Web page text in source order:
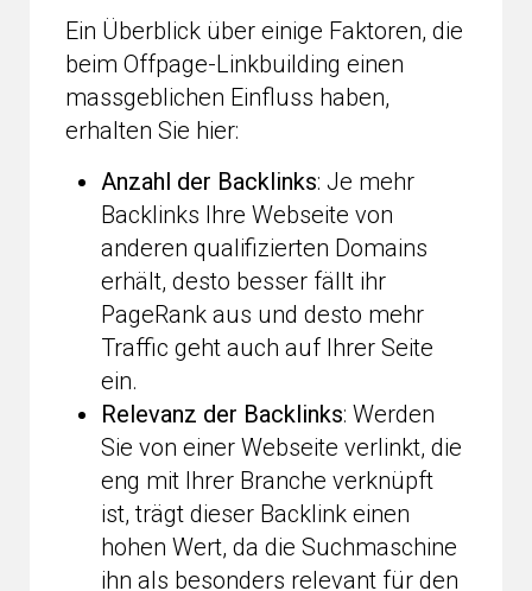
Ein Überblick über einige Faktoren, die
beim Offpage-Linkbuilding einen
massgeblichen Einfluss haben,
erhalten Sie hier:
Anzahl der Backlinks: Je mehr
Backlinks Ihre Webseite von
anderen qualifizierten Domains
erhält, desto besser fällt ihr
PageRank aus und desto mehr
Traffic geht auch auf Ihrer Seite
ein.
Relevanz der Backlinks: Werden
Sie von einer Webseite verlinkt, die
eng mit Ihrer Branche verknüpft
ist, trägt dieser Backlink einen
hohen Wert, da die Suchmaschine
ihn als besonders relevant für den